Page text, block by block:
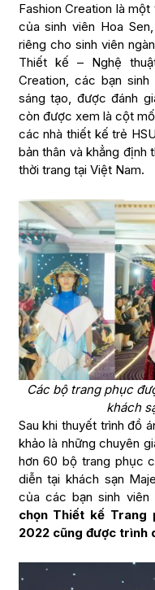
Fashion Creation là
của sinh viên Hoa
riêng cho sinh viên
Thiết kế – Nghệ
Creation, các bạn
sáng tạo, được đánh
còn được xem là cột
các nhà thiết kế trẻ
bản thân và khẳng định
thời trang tại Việt Nam.
Các bộ trang phục
khách
Sau khi thuyết trình đồ
khảo là những chuyên
hơn 60 bộ trang phục
diễn tại khách sạn
của các bạn sinh viên
chọn Thiết kế Trang
2022 cũng được trình